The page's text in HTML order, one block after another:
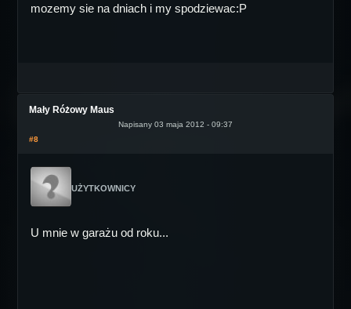
mozemy sie na dniach i my spodziewac:P
Mały Różowy Maus
Napisany 03 maja 2012 - 09:37
#8
UŻYTKOWNICY
U mnie w garażu od roku...